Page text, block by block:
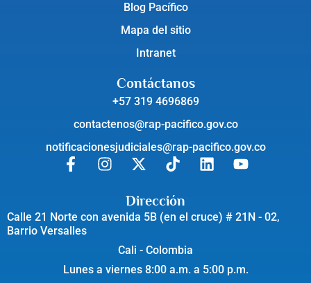
Blog Pacífico
Mapa del sitio
Intranet
Contáctanos
+57 319 4696869
contactenos@rap-pacifico.gov.co
notificacionesjudiciales@rap-pacifico.gov.co
Dirección
Calle 21 Norte con avenida 5B (en el cruce) # 21N - 02,
Barrio Versalles
Cali - Colombia
Lunes a viernes 8:00 a.m. a 5:00 p.m.